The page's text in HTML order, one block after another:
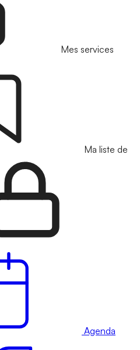
Mes services
Ma liste de
Agenda